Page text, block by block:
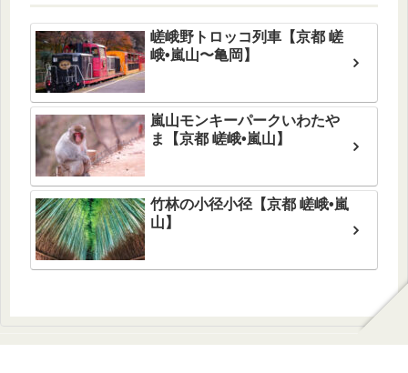
嵯峨野トロッコ列車【京都 嵯
峨•嵐山〜亀岡】
嵐山モンキーパークいわたや
ま【京都 嵯峨•嵐山】
竹林の小径小径【京都 嵯峨•嵐
山】